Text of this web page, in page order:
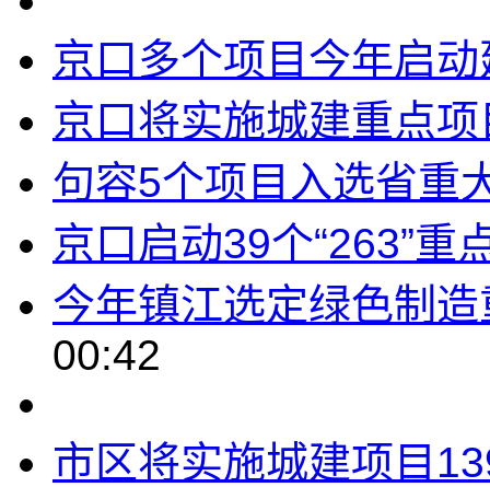
京口多个项目今年启动
京口将实施城建重点
句容5个项目入选省重
京口启动39个“263”重
今年镇江选定绿色制
00:42
市区将实施城建项目